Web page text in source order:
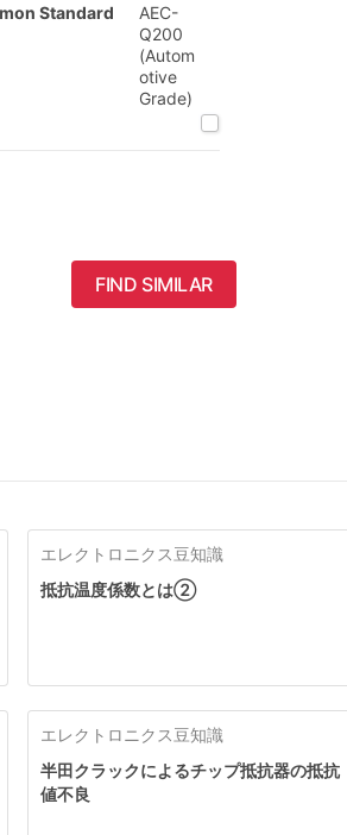
Standard
AEC-
Q200
(Autom
otive
Grade)
FIND SIMILAR
エレクトロニクス豆知識
抵抗温度係数とは②
エレクトロニクス豆知識
半田クラックによるチップ抵抗器の抵抗
値不良